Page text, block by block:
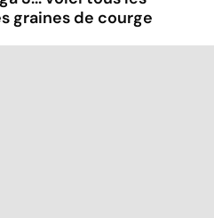
graines de courge